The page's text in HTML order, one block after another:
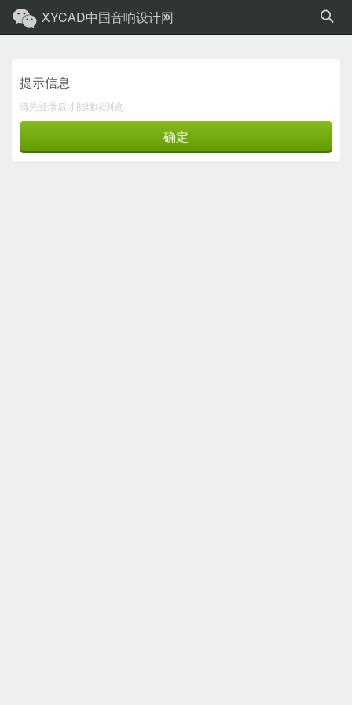
XYCAD中国音响设计网
提示信息
请先登录后才能继续浏览
确定